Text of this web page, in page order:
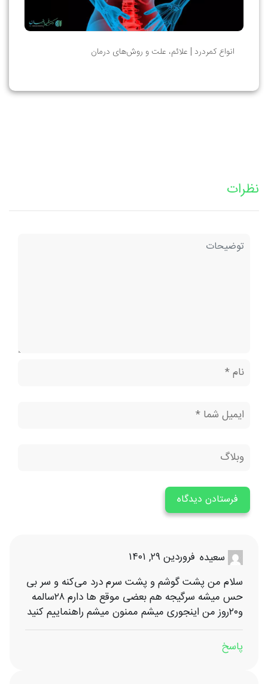
انواع کمردرد | علائم، علت و روش‌های درمان
نظرات
سعیده فروردین ۲۹, ۱۴۰۱
سلام من پشت گوشم و پشت سرم درد می‌کنه و سر بی
حس میشه سرگیجه هم بعضی موقع ها دارم ۲۸سالمه
و۲۰روز من اینجوری میشم ممنون میشم راهنماییم کنید
پاسخ